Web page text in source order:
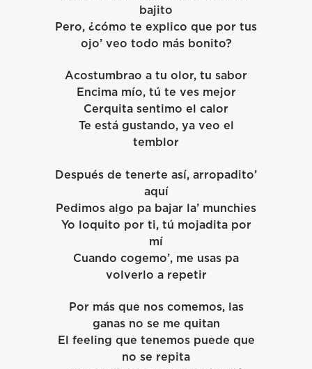
bajito
Pero, ¿cómo te explico que por tus
ojo’ veo todo más bonito?
Acostumbrao a tu olor, tu sabor
Encima mío, tú te ves mejor
Cerquita sentimo el calor
Te está gustando, ya veo el
temblor
Después de tenerte así, arropadito’
aquí
Pedimos algo pa bajar la’ munchies
Yo loquito por ti, tú mojadita por
mí
Cuando cogemo’, me usas pa
volverlo a repetir
Por más que nos comemos, las
ganas no se me quitan
El feeling que tenemos puede que
no se repita